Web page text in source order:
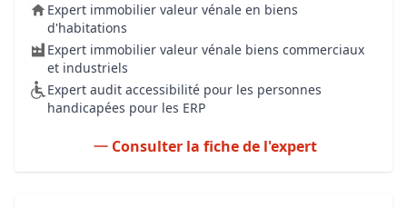
Expert immobilier valeur vénale en biens
d'habitations
Expert immobilier valeur vénale biens commerciaux
et industriels
Expert audit accessibilité pour les personnes
handicapées pour les ERP
Consulter la fiche de l'expert